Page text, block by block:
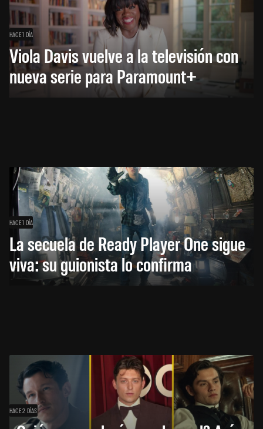
HACE 1 DÍA
Viola Davis vuelve a la televisión con
nueva serie para Paramount+
HACE 1 DÍA
La secuela de Ready Player One sigue
viva: su guionista lo confirma
HACE 2 DÍAS